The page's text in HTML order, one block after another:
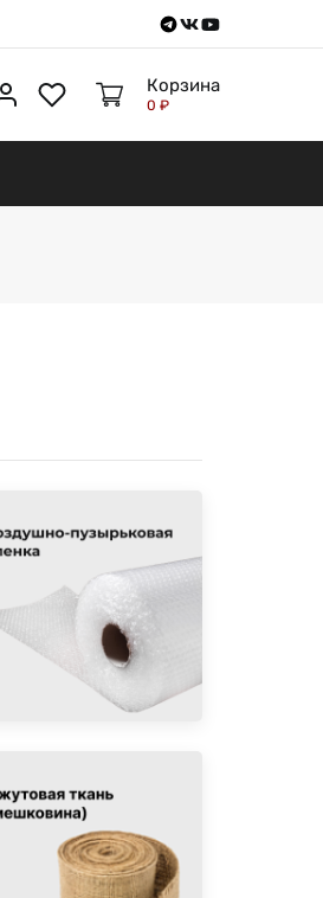
Telegram
VKontakte
Youtube
Личный кабинет
ИзбранноеКорзина
0 ₽